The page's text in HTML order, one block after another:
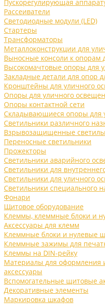
Пускорегулирующая
Рассеиватели
Светодиодные модули (LED)
Стартеры
Трансформаторы
Металлоконструкции для
Выносные консоли к опорам
Высокомачтовые опоры для
Закладные детали для опор
Кронштейны для уличного
Опоры для уличного
Опоры контактной сети
Складывающиеся опоры для
Светильники различного
Взрывозащищенные
Переносные светильники
Прожекторы
Светильники аварийного
Светильники для
Светильники для уличного
Светильники специального
Фонари
Щитовое оборудование
Клеммы, клеммные блоки и
Аксессуары для клемм
Клеммные блоки и нулевые
Клеммные зажимы для
Клеммы на DIN-рейку
Материалы для оформления
аксессуары
Вспомогательные щитовые
Декоративные элементы
Маркировка шкафов